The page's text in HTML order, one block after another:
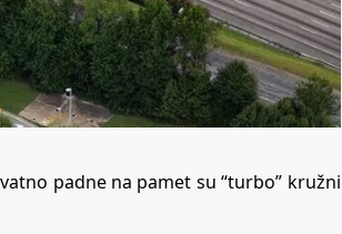
padne na pamet su “turbo” kružni